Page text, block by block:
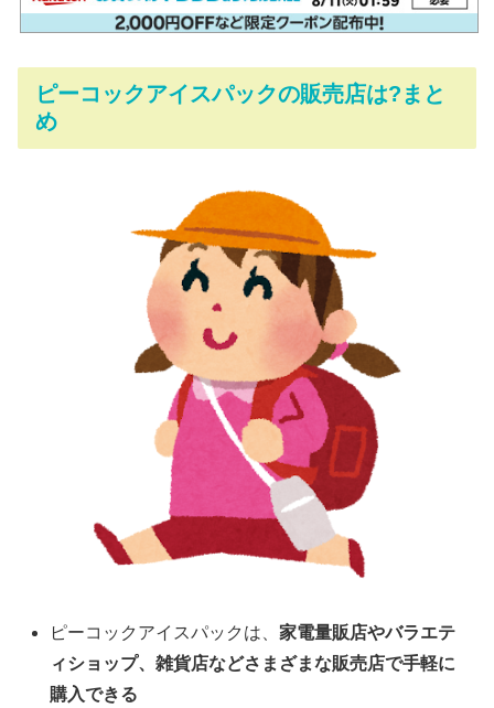
ピーコックアイスパックの販売店は?まと
め
ピーコックアイスパックは、家電量販店やバラエテ
ィショップ、雑貨店などさまざまな販売店で手軽に
購入できる